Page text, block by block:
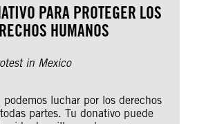
PARA PROTEGER LOS
HUMANOS
luchar por los derechos
partes. Tu donativo puede